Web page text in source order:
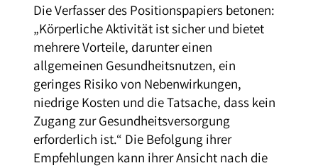
Die Verfasser des Positionspapiers betonen:
„Körperliche Aktivität ist sicher und bietet
mehrere Vorteile, darunter einen
allgemeinen Gesundheitsnutzen, ein
geringes Risiko von Nebenwirkungen,
niedrige Kosten und die Tat­sache, dass kein
Zugang zur Gesundheitsversorgung
erforderlich ist.“ Die Befolgung ihrer
Empfehlungen kann ihrer Ansicht nach die